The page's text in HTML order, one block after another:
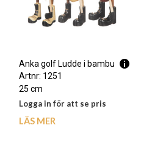
Anka golf Ludde i bambu
Artnr: 1251
25 cm
Logga in för att se pris
LÄS MER